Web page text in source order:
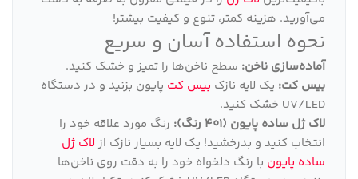
می‌آورید. هزینه کمتر، تنوع و کیفیت بیشتر!
نحوه استفاده آسان و سریع
آماده‌سازی ناخن: سطح ناخن‌ها را تمیز و خشک کنید.
بیس کت: یک لایه نازک بیس کت پایون بزنید و در دستگاه
UV/LED خشک کنید.
لاک ژل ساده پایون (401 رنگ):
رنگ مورد علاقه خود را
انتخاب کنید و بدرخشید! یک لایه بسیار نازک از لاک ژل
ساده پایون با رنگ دلخواه خود را به دقت روی ناخن‌ها